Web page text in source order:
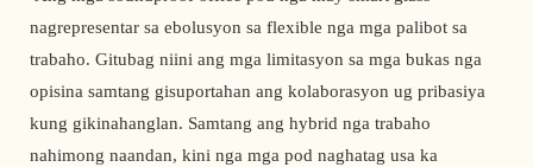
nagrepresentar sa ebolusyon sa flexible nga mga palibot sa
trabaho. Gitubag niini ang mga limitasyon sa mga bukas nga
opisina samtang gisuportahan ang kolaborasyon ug pribasiya
kung gikinahanglan. Samtang ang hybrid nga trabaho
nahimong naandan, kini nga mga pod naghatag usa ka